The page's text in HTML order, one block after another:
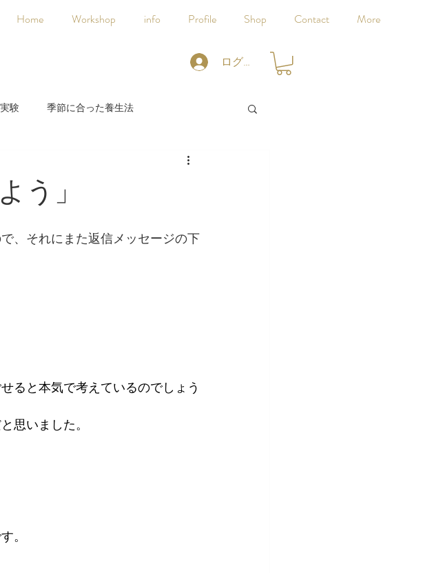
Home Workshop info Profile Shop Contact More
ログイン
験 季節に合った養生法
う」
、それにまた返信メッセージの下
ると本気で考えているのでしょう
思いました。
。